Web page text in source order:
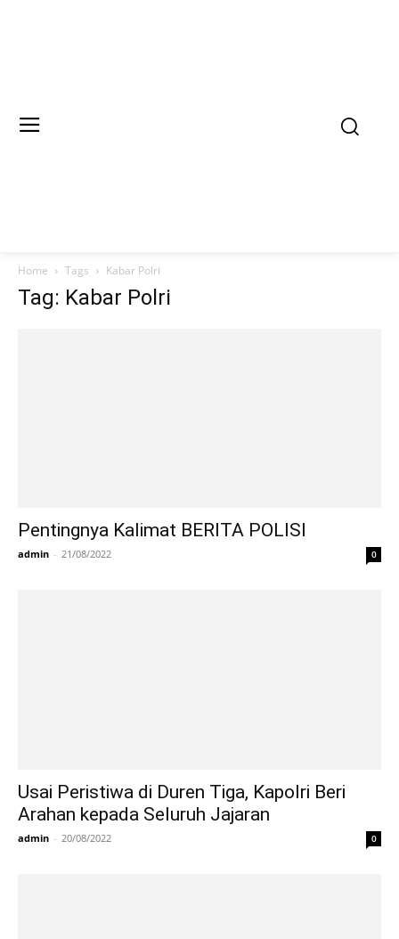
Home Tags Kabar Polri
Tag: Kabar Polri
Pentingnya Kalimat BERITA POLISI
admin - 21/08/2022 0
Usai Peristiwa di Duren Tiga, Kapolri Beri
Arahan kepada Seluruh Jajaran
admin - 20/08/2022 0